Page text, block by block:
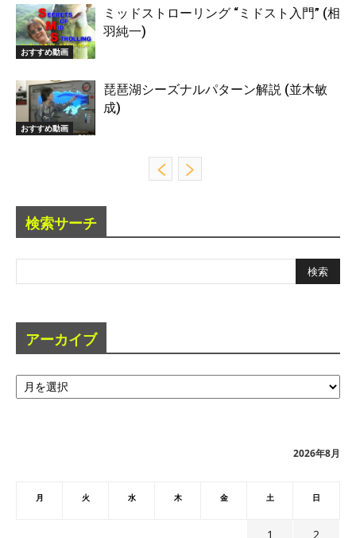
おすすめ動画
ミッドストローリング “ミドスト入門” (相
羽純一)
おすすめ動画
琵琶湖シーズナルパターン解説 (並木敏
成)
検索サーチ
アーカイブ
ア
ー
2026年8月
月 火 水 木 金 土 日
1 2